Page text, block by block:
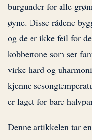
burgunder for alle
øyne. Disse rådene
og de er ikke feil for
kobbertone som ser
virke hard og
kjenne
er laget for bare
Denne artikkelen tar